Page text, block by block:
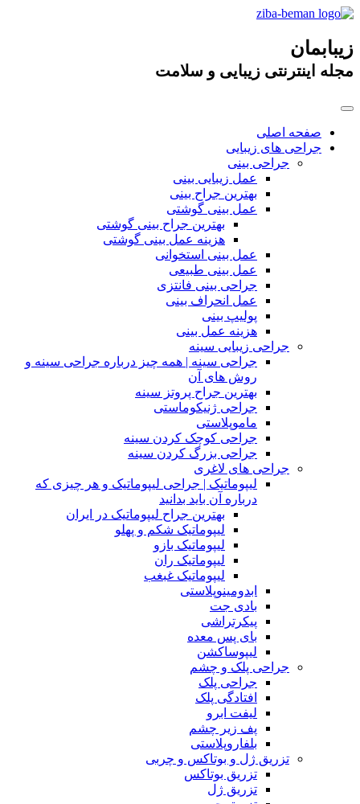
زیبابمان
مجله اینترنتی زیبایی و سلامت
صفحه اصلی
جراحی های زیبایی
جراحی بینی
عمل زیبایی بینی
بهترین جراح بینی
عمل بینی گوشتی
بهترین جراح بینی گوشتی
هزینه عمل بینی گوشتی
عمل بینی استخوانی
عمل بینی طبیعی
جراحی بینی فانتزی
عمل انحراف بینی
پولیپ بینی
هزینه عمل بینی
جراحی زیبایی سینه
جراحی سینه | همه چیز درباره جراحی سینه و
روش های آن
بهترین جراح پروتز سینه
جراحی ژنیکوماستی
ماموپلاستی
جراحی کوچک کردن سینه
جراحی بزرگ کردن سینه
جراحی های لاغری
لیپوماتیک | جراحی لیپوماتیک و هر چیزی که
درباره آن باید بدانید
بهترین جراح لیپوماتیک در ایران
لیپوماتیک شکم و پهلو
لیپوماتیک بازو
لیپوماتیک ران
لیپوماتیک غبغب
ابدومینوپلاستی
بادی‌ جت
پیکرتراشی
بای پس معده
لیپوساکشن
جراحی پلک و چشم
جراحی پلک
افتادگی پلک
لیفت ابرو
پف زیر چشم
بلفاروپلاستی
تزریق ژل و بوتاکس و چربی
تزریق بوتاکس
تزریق ژل